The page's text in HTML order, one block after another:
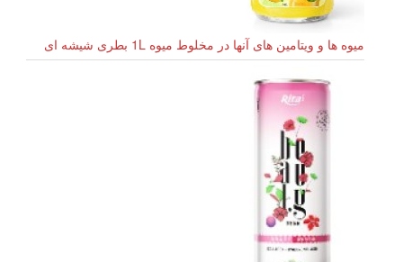
میوه ها و ویتامین های آنها در مخلوط میوه 1L بطری شیشه ای